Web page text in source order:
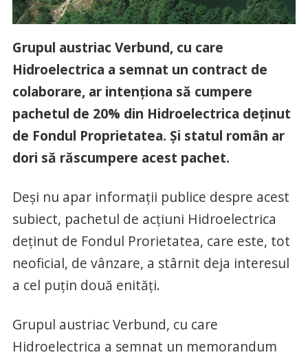
Grupul austriac Verbund, cu care
Hidroelectrica a semnat un contract de
colaborare, ar intenţiona să cumpere
pachetul de 20% din Hidroelectrica deţinut
de Fondul Proprietatea. Şi statul român ar
dori să răscumpere acest pachet.
Deşi nu apar informaţii publice despre acest
subiect, pachetul de acţiuni Hidroelectrica
deţinut de Fondul Prorietatea, care este, tot
neoficial, de vânzare, a stârnit deja interesul
a cel puţin două enităţi.
Grupul austriac Verbund, cu care
Hidroelectrica a semnat un memorandum